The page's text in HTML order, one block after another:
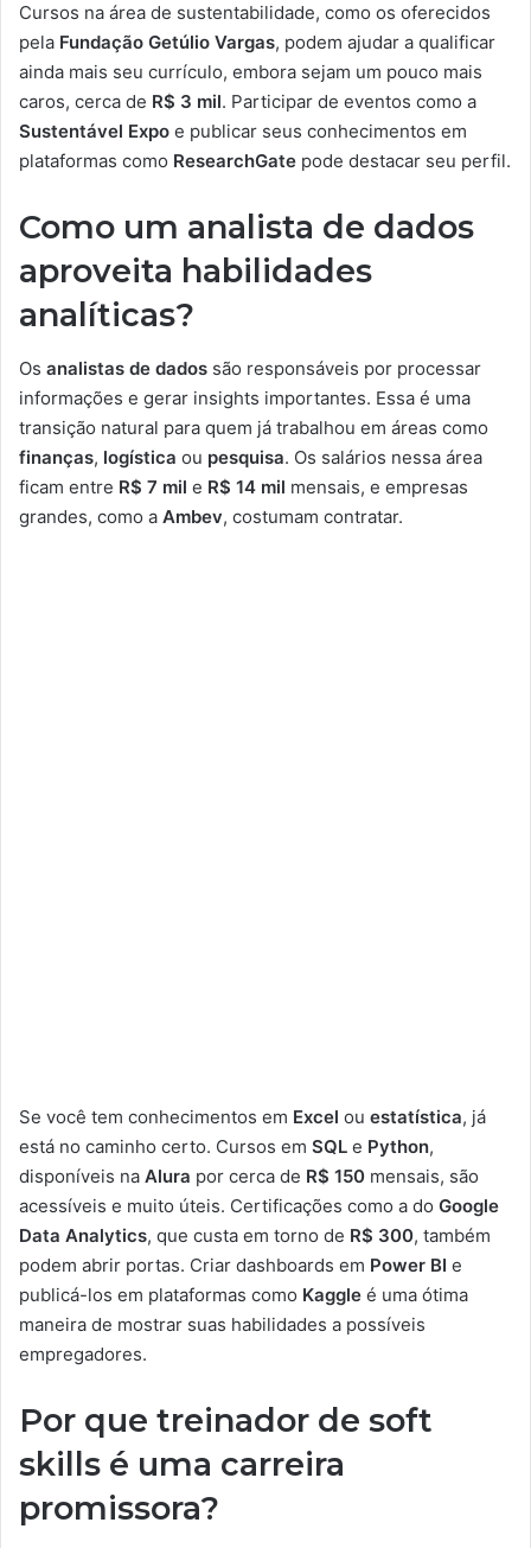
Cursos na área de sustentabilidade, como os oferecidos
pela Fundação Getúlio Vargas, podem ajudar a qualificar
ainda mais seu currículo, embora sejam um pouco mais
caros, cerca de R$ 3 mil. Participar de eventos como a
Sustentável Expo e publicar seus conhecimentos em
plataformas como ResearchGate pode destacar seu perfil.
Como um analista de dados
aproveita habilidades
analíticas?
Os analistas de dados são responsáveis por processar
informações e gerar insights importantes. Essa é uma
transição natural para quem já trabalhou em áreas como
finanças, logística ou pesquisa. Os salários nessa área
ficam entre R$ 7 mil e R$ 14 mil mensais, e empresas
grandes, como a Ambev, costumam contratar.
Se você tem conhecimentos em Excel ou estatística, já
está no caminho certo. Cursos em SQL e Python,
disponíveis na Alura por cerca de R$ 150 mensais, são
acessíveis e muito úteis. Certificações como a do Google
Data Analytics, que custa em torno de R$ 300, também
podem abrir portas. Criar dashboards em Power BI e
publicá-los em plataformas como Kaggle é uma ótima
maneira de mostrar suas habilidades a possíveis
empregadores.
Por que treinador de soft
skills é uma carreira
promissora?